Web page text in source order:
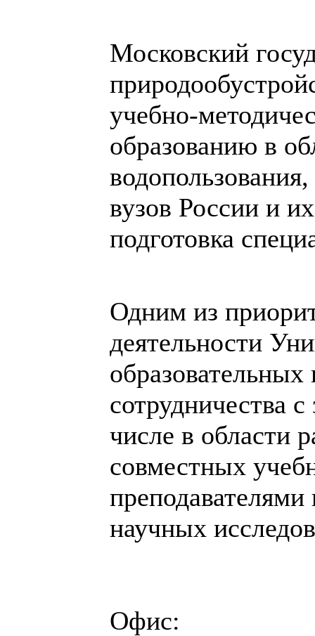
Московский
учебно-
образованию в
вузов России и
подготовка
Одним из
деятельности
сотрудничества
числе в области
совместных
научных
Офис: